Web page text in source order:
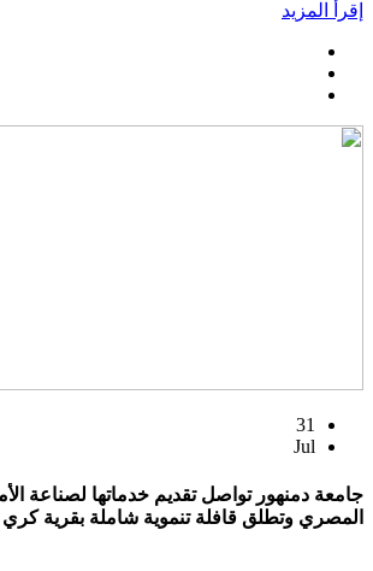
إقرأ المزيد
31
Jul
جامعة دمنهور تواصل تقديم خدماتها لصناعة
المصري وتطلق قافلة تنموية شاملة بقرية كري